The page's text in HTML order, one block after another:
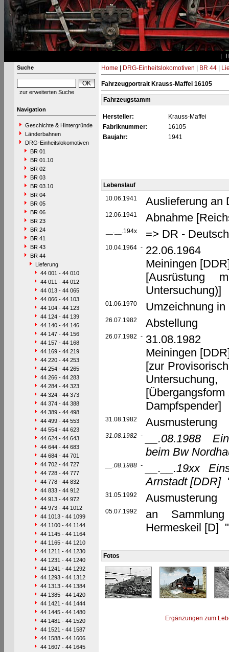
Suche
zur erweiterten Suche
Navigation
Geschichte & Hintergründe
Länderbahnen
DRG-Einheitslokomotiven
BR 01
BR 01.10
BR 02
BR 03
BR 03.10
BR 04
BR 05
BR 06
BR 23
BR 24
BR 41
BR 43
BR 44
Lieferung
44 001 - 44 010
44 011 - 44 012
44 013 - 44 065
44 066 - 44 103
44 104 - 44 123
44 124 - 44 139
44 140 - 44 146
44 147 - 44 156
44 157 - 44 168
44 169 - 44 219
44 220 - 44 253
44 254 - 44 265
44 266 - 44 283
44 284 - 44 323
44 324 - 44 373
44 374 - 44 388
44 389 - 44 498
44 499 - 44 553
44 554 - 44 623
44 624 - 44 643
44 644 - 44 683
44 684 - 44 701
44 702 - 44 727
44 728 - 44 777
44 778 - 44 832
44 833 - 44 912
44 913 - 44 972
44 973 - 44 1012
44 1013 - 44 1099
44 1100 - 44 1144
44 1145 - 44 1164
44 1165 - 44 1210
44 1211 - 44 1230
44 1231 - 44 1240
44 1241 - 44 1292
44 1293 - 44 1312
44 1313 - 44 1384
44 1385 - 44 1420
44 1421 - 44 1444
44 1445 - 44 1480
44 1481 - 44 1520
44 1521 - 44 1587
44 1588 - 44 1606
44 1607 - 44 1645
Home DRG-Einheitslokomotiven BR 44|
Fahrzeugportrait Krauss-Maffei 16105
Fahrzeugstamm
Hersteller:
Krauss-Maffei
Fabriknummer:
16105
Baujahr:
1941
Lebenslauf
10.06.1941
Auslieferung an
12.06.1941 Abnahme
__.__.194x => DR -
10.04.1964 - 22.06.1964
Meiningen
[Ausrüstung
Untersuchung)]
01.06.1970 Umzeichnung
26.07.1982 Abstellung
26.07.1982 - 31.08.1982
Meiningen
[zur
Dampfspender]
31.08.1982 Ausmusterung
31.08.1982 - __.08.1988
beim Bw
__.08.1988 - __.__.19xx
Arnstadt [DDR]
31.05.1992 Ausmusterung
05.07.1992
an
Hermeskeil [D]
Fotos
Ergänzungen zum